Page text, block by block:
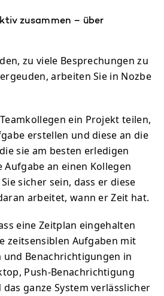
zusammen – über
zu viele Besprechungen zu
arbeiten Sie in Nozbe
ein Projekt teilen,
erstellen und diese an die
sie am besten erledigen
Aufgabe an einen Kollegen
sicher sein, dass er diese
arbeitet, wann er Zeit hat.
eine Zeitplan eingehalten
zeitsensiblen Aufgaben mit
und Benachrichtigungen in
Push-Benachrichtigung
das ganze System verlässlicher